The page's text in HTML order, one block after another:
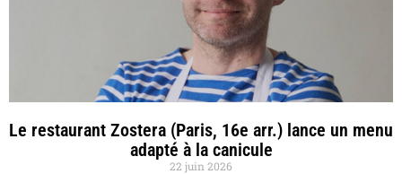
Le restaurant Zostera (Paris, 16e arr.) lance un menu
adapté à la canicule
22 juin 2026